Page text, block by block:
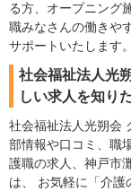
る方、オープニング
職みなさんの働きや
サポートいたします。
社会福祉法人光
しい求人を知り
社会福祉法人光朔会
部情報や口コミ、職
護職の求人、神戸市
は、 お気軽に「介